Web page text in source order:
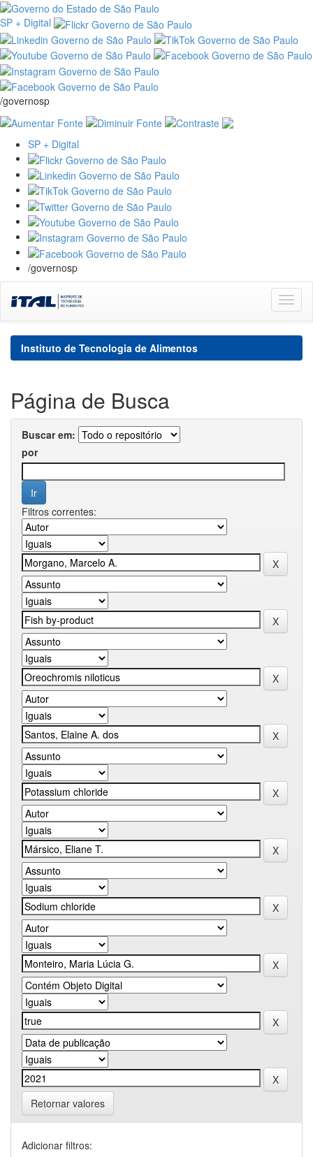
SP + Digital
/governosp
SP + Digital
/governosp
navigation
Instituto de Tecnologia de Alimentos
Página de Busca
Buscar em:
por
Filtros correntes:
Retornar valores
Adicionar filtros: